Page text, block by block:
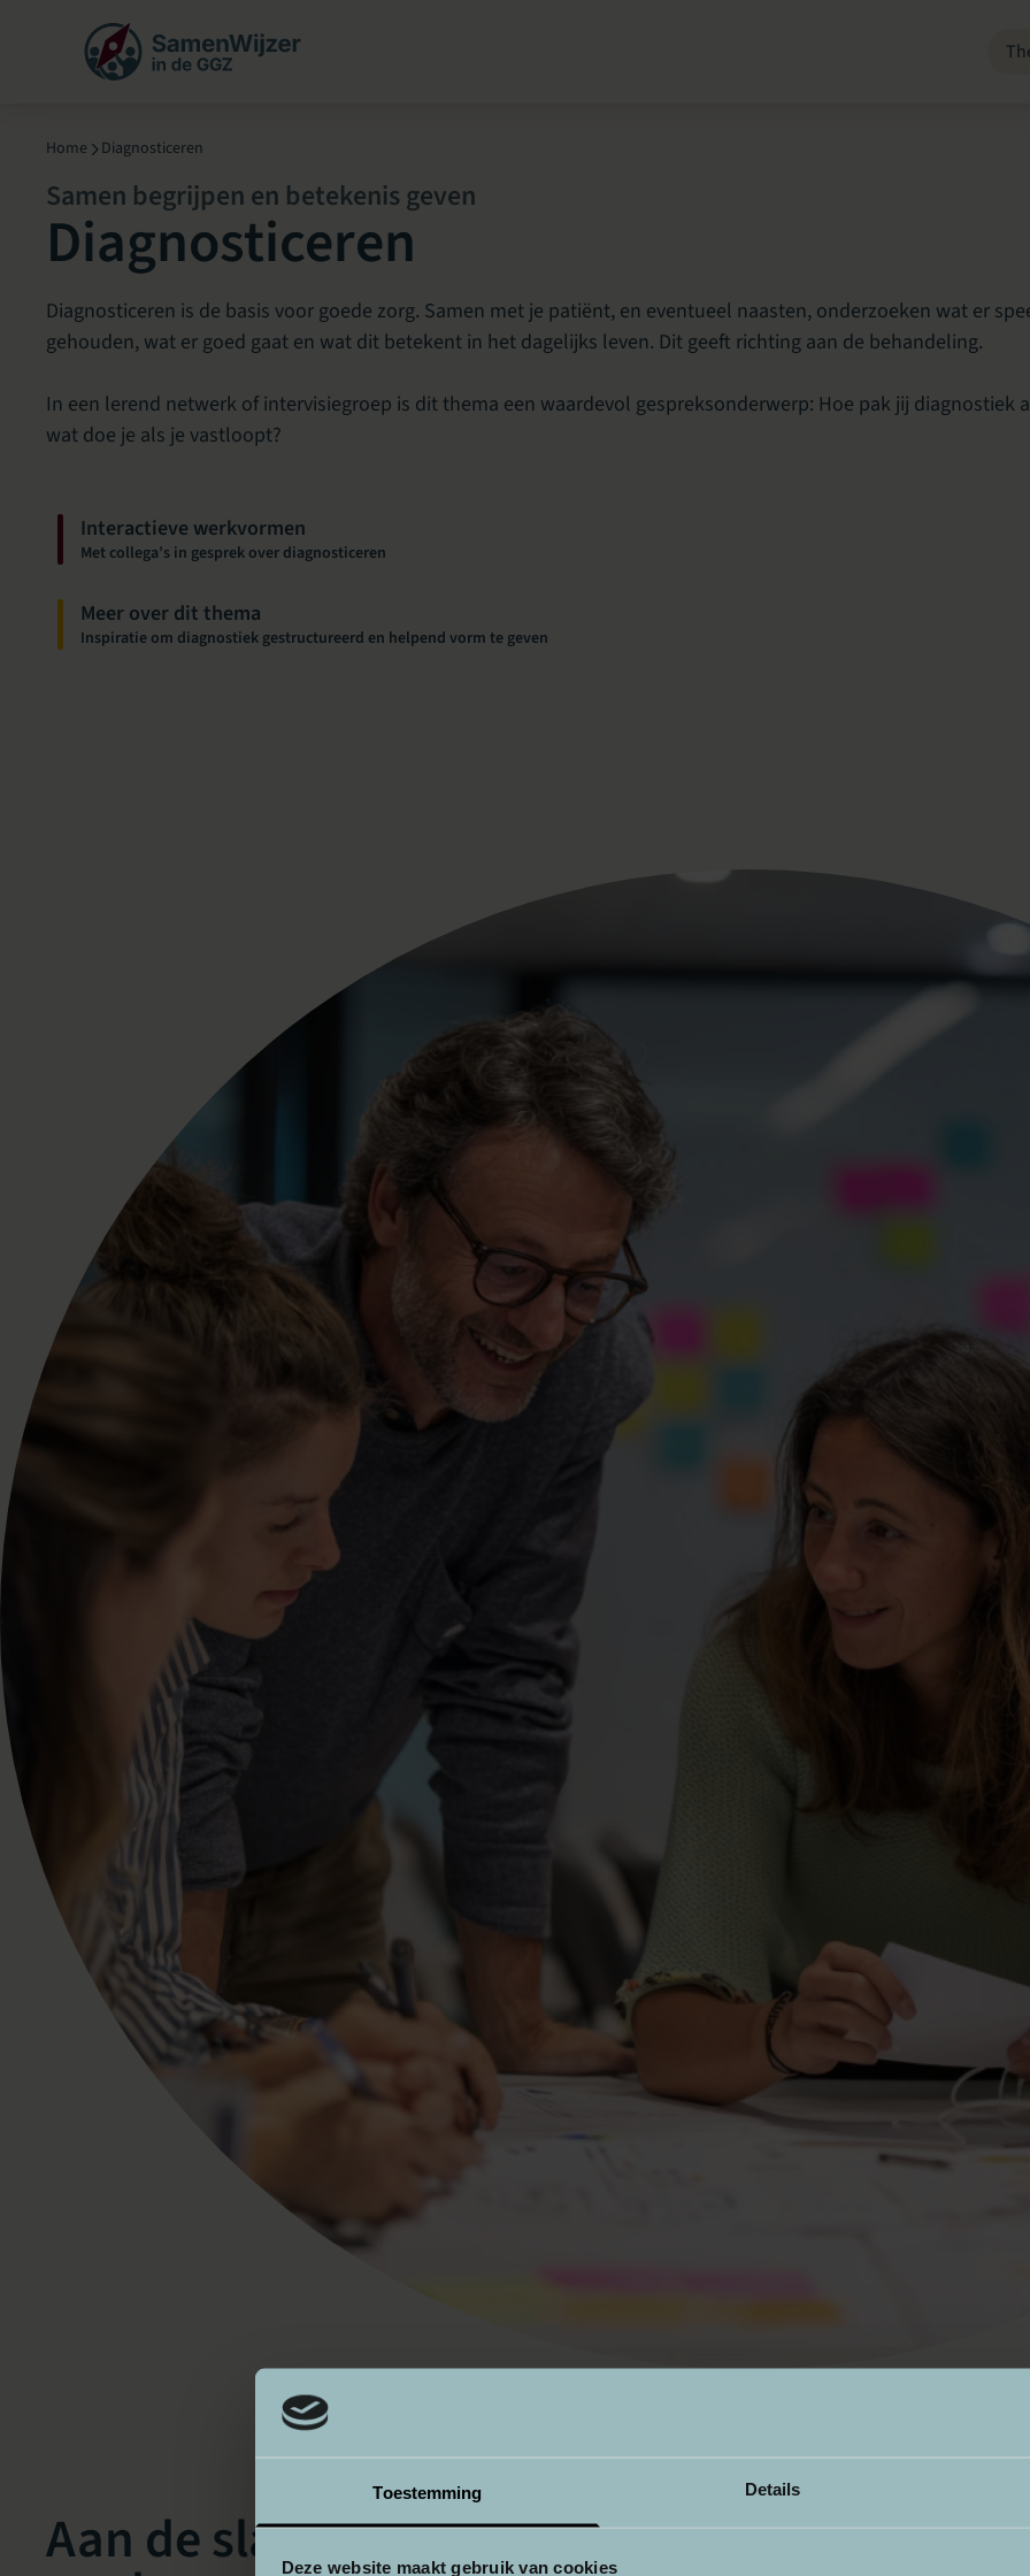
Toestemming Details
Deze website maakt gebruik van cookies
Menu overslaan
Home Diagnosticeren
Samen begrijpen en betekenis geven
Diagnosticeren
Diagnosticeren is de basis voor goede zorg. Samen met je patiënt, en eventueel naasten, onderzoeken wat er
gehouden, wat er goed gaat en wat dit betekent in het dagelijks leven. Dit geeft richting aan de behandeling.
In een lerend netwerk of intervisiegroep is dit thema een waardevol gespreksonderwerp: Hoe pak jij diagnostiek
wat doe je als je vastloopt?
Interactieve werkvormen
Met collega’s in gesprek over diagnosticeren
Meer over dit thema
Inspiratie om diagnostiek gestructureerd en helpend vorm te geven
Aan de slag met interactieve